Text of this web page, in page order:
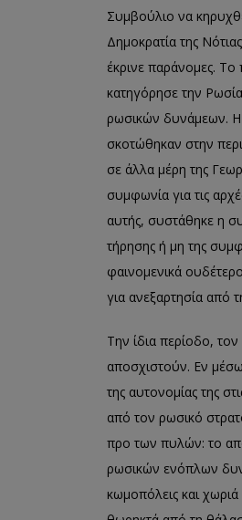
Συμβούλιο να
Δημοκρατία της
έκρινε παράνομες.
κατηγόρησε την
ρωσικών δυνάμεων.
σκοτώθηκαν στην
σε άλλα μέρη της
συμφωνία για τις
αυτής, συστάθηκε η
τήρησης ή μη της
φαινομενικά
για ανεξαρτησία από
Την ίδια περίοδο,
αποσχιστούν. Εν
της αυτονομίας της
από τον ρωσικό
προ των πυλών: το
ρωσικών ενόπλων
κωμοπόλεις και